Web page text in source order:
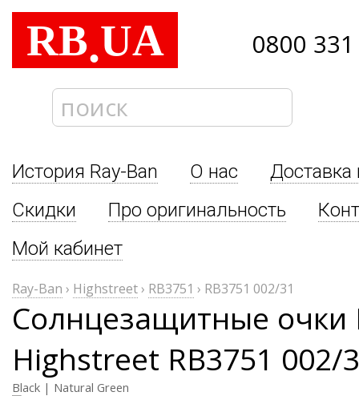
RB.UA 0800
История Ray-Ban О нас
Доставка
Скидки
Про оригинальность
Мой кабинет
Ray-Ban › Highstreet› RB3751 › RB3751 002/31
Солнцезащитные очки
Highstreet RB3751 002/
Black | Natural Green